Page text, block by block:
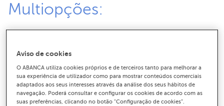
Multiopções:
Taxa Mista:
- Taxa fixa inicial desde 3,70% (TAEG 5,6%( * )).
- Taxa fixa inicial desde 2,70% e Spread desde 0,70%,
considerando a contratação e manutenção de vendas
Aviso de cookies
O ABANCA utiliza cookies próprios e de terceiros tanto para melhorar a
sua experiência de utilizador como para mostrar conteúdos comerciais
adaptados aos seus interesses através da análise dos seus hábitos de
navegação. Poderá consultar e configurar os cookies de acordo com as
suas preferências, clicando no botão "Configuração de cookies”.